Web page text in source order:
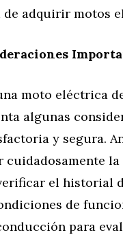
adquirir motos
moto eléctrica
algunas
y segura.
cuidadosamente
el historial
de
para